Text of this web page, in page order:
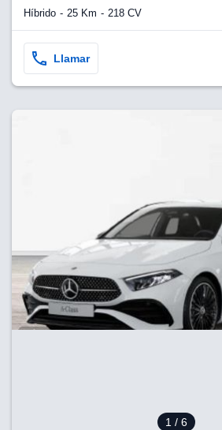
Híbrido 25 Km 218 CV
Llamar
1 / 6